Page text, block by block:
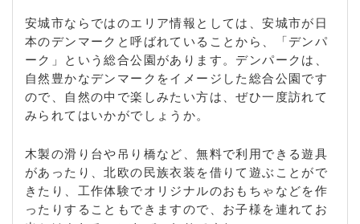
安城市ならではのエリア情報としては、安城市が日
本のデンマークと呼ばれていることから、「デンパ
ーク」という総合公園があります。デンパークは、
自然豊かなデンマークをイメージした総合公園です
ので、自然の中で楽しみたい方は、ぜひ一度訪れて
みられてはいかがでしょうか。
木製の滑り台や吊り橋など、無料で利用できる遊具
があったり、北欧の民族衣装を借りて遊ぶことがで
きたり、工作体験でオリジナルのおもちゃなどを作
ったりすることもできますので、お子様を連れてお